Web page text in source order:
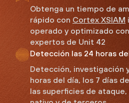
Obtenga un tiempo de
rápido con Cortex XSIAM
operado y optimizado
expertos de Unit 42
Detección las 24 horas
Detección, investigación
horas del día, los 7 días
las superficies de ataque,